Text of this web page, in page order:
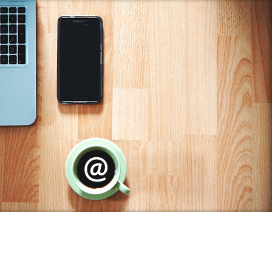
Residencial Miami Beach (2)
Residencial Mirante (1)
Residencial Paradiso (2)
Residencial Plaza Mediterranne (1)
Residencial Shangrila (1)
Residencial Valentina (6)
Residencial Villeneuve (1)
Residencial Yasmin (5)
Ruáh Park (5)